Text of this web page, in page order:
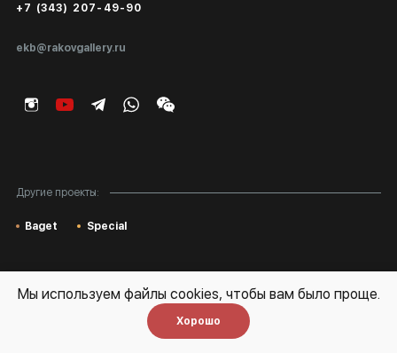
ekb@rakovgallery.ru
+7 (343) 207-49-90
Другие проекты:
Baget Special
Экспертиза/Вывоз за границу
Подарочные сертификаты
Политика обработки персональных данных
Мы используем файлы cookies, чтобы вам было проще.
Хорошо